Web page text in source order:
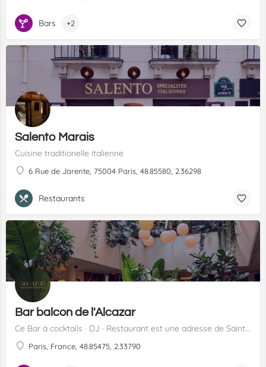
Bars +2
Salento Marais
Cuisine traditionelle italienne
6 Rue de Jarente, 75004 Paris, 48.85580, 2.36298
Restaurants
Bar balcon de l'Alcazar
Ce Bar à cocktails · DJ · Restaurant est une adresse de Saint Germain depuis des décennies, Marie France y…
Paris, France, 48.85475, 2.33790